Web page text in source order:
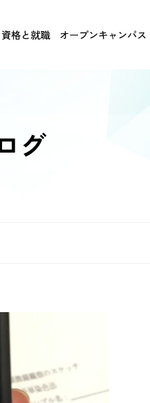
資格と就職 オープンキャンパス
グ